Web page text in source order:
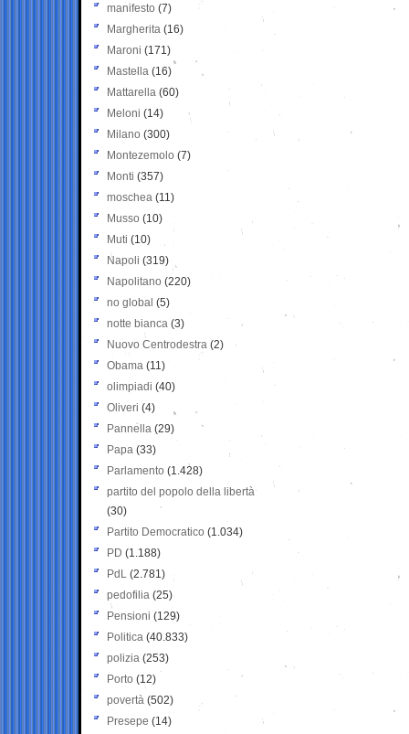
manifesto (7)
Margherita (16)
Maroni (171)
Mastella (16)
Mattarella (60)
Meloni (14)
Milano (300)
Montezemolo (7)
Monti (357)
moschea (11)
Musso (10)
Muti (10)
Napoli (319)
Napolitano (220)
no global (5)
notte bianca (3)
Nuovo Centrodestra (2)
Obama (11)
olimpiadi (40)
Oliveri (4)
Pannella (29)
Papa (33)
Parlamento (1.428)
partito del popolo della libertà
(30)
Partito Democratico (1.034)
PD (1.188)
PdL (2.781)
pedofilia (25)
Pensioni (129)
Politica (40.833)
polizia (253)
Porto (12)
povertà (502)
Presepe (14)